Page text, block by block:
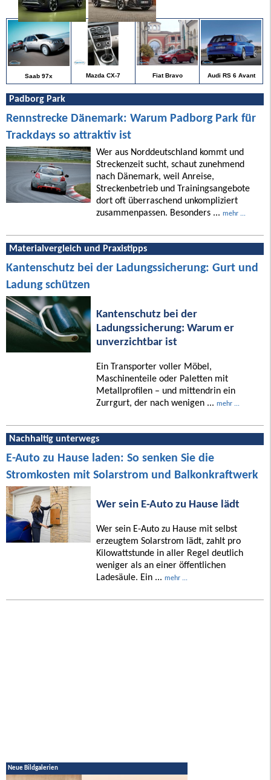
Saab 97x Mazda CX-7 Fiat Bravo Audi RS 6 Avant
Padborg Park
Rennstrecke Dänemark: Warum Padborg Park für
Trackdays so attraktiv ist
Wer aus Norddeutschland kommt und
Streckenzeit sucht, schaut zunehmend
nach Dänemark, weil Anreise,
Streckenbetrieb und Trainingsangebote
dort oft überraschend unkompliziert
zusammenpassen. Besonders ... mehr ...
Materialvergleich und Praxistipps
Kantenschutz bei der Ladungssicherung: Gurt und
Ladung schützen
Kantenschutz bei der
Ladungssicherung: Warum er
unverzichtbar ist
Ein Transporter voller Möbel,
Maschinenteile oder Paletten mit
Metallprofilen – und mittendrin ein
Zurrgurt, der nach wenigen ... mehr ...
Nachhaltig unterwegs
E-Auto zu Hause laden: So senken Sie die
Stromkosten mit Solarstrom und Balkonkraftwerk
Wer sein E-Auto zu Hause lädt
Wer sein E-Auto zu Hause mit selbst
erzeugtem Solarstrom lädt, zahlt pro
Kilowattstunde in aller Regel deutlich
weniger als an einer öffentlichen
Ladesäule. Ein ... mehr ...
Neue Bildgalerien